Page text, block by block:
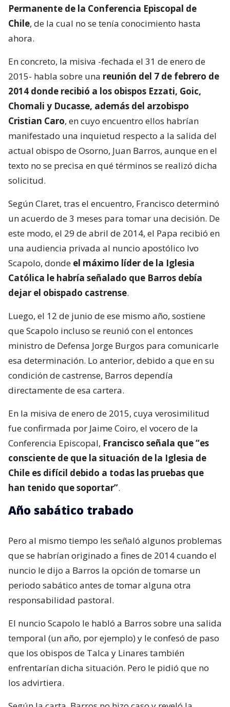
Permanente de la Conferencia Episcopal de
Chile, de la cual no se tenía conocimiento hasta
ahora.
En concreto, la misiva -fechada el 31 de enero de
2015- habla sobre una reunión del 7 de febrero de
2014 donde recibió a los obispos Ezzati, Goic,
Chomali y Ducasse, además del arzobispo
Cristian Caro, en cuyo encuentro ellos habrían
manifestado una inquietud respecto a la salida del
actual obispo de Osorno, Juan Barros, aunque en el
texto no se precisa en qué términos se realizó dicha
solicitud.
Según Claret, tras el encuentro, Francisco determinó
un acuerdo de 3 meses para tomar una decisión. De
este modo, el 29 de abril de 2014, el Papa recibió en
una audiencia privada al nuncio apostólico Ivo
Scapolo, donde el máximo líder de la Iglesia
Católica le habría señalado que Barros debía
dejar el obispado castrense.
Luego, el 12 de junio de ese mismo año, sostiene
que Scapolo incluso se reunió con el entonces
ministro de Defensa Jorge Burgos para comunicarle
esa determinación. Lo anterior, debido a que en su
condición de castrense, Barros dependía
directamente de esa cartera.
En la misiva de enero de 2015, cuya verosimilitud
fue confirmada por Jaime Coiro, el vocero de la
Conferencia Episcopal, Francisco señala que “es
consciente de que la situación de la Iglesia de
Chile es difícil debido a todas las pruebas que
han tenido que soportar”.
Año sabático trabado
Pero al mismo tiempo les señaló algunos problemas
que se habrían originado a fines de 2014 cuando el
nuncio le dijo a Barros la opción de tomarse un
periodo sabático antes de tomar alguna otra
responsabilidad pastoral.
El nuncio Scapolo le habló a Barros sobre una salida
temporal (un año, por ejemplo) y le confesó de paso
que los obispos de Talca y Linares también
enfrentarían dicha situación. Pero le pidió que no
los advirtiera.